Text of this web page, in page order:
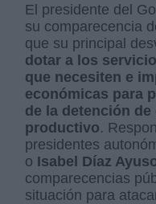
El presidente del
su comparecencia
que su principal
dotar a los
que necesiten e
económicas para
de la detención
productivo.
presidentes
o Isabel Díaz
comparecencias
situación para